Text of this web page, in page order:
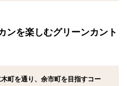
ンを楽しむグリーンカント
町を通り、余市町を目指すコー